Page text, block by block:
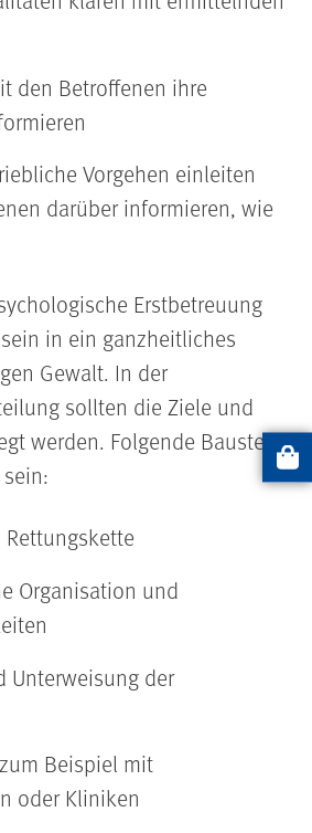
den Betroffenen ihre
Vorgehen einleiten
darüber informieren, wie
Erstbetreuung
in ein ganzheitliches
Gewalt. In der
sollten die Ziele und
werden. Folgende Bausteine
Organisation und
Unterweisung der
Beispiel mit
oder Kliniken
Artikel